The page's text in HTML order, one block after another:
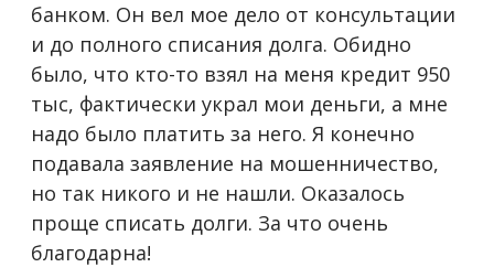
банком. Он вел мое дело от консультации
и до полного списания долга. Обидно
было, что кто-то взял на меня кредит 950
тыс, фактически украл мои деньги, а мне
надо было платить за него. Я конечно
подавала заявление на мошенничество,
но так никого и не нашли. Оказалось
проще списать долги. За что очень
благодарна!